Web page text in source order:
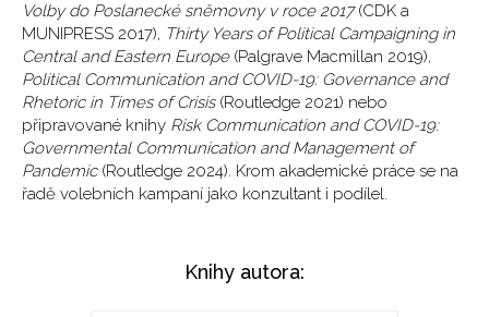
Volby do Poslanecké sněmovny v roce 2017(CDK a
MUNIPRESS 2017), Thirty Years of Political Campaigning in
Central and Eastern Europe (Palgrave Macmillan 2019),
Political Communication and COVID-19: Governance and
Rhetoric in Times of Crisis(Routledge 2021) nebo
připravované knihy Risk Communication and COVID-19:
Governmental Communication and Management of
Pandemic (Routledge 2024). Krom akademické práce se na
řadě volebních kampaní jako konzultant i podílel.
Knihy autora